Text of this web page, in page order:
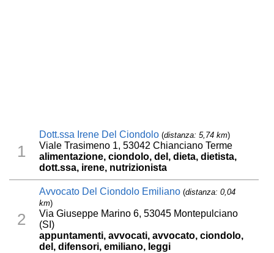
1
Dott.ssa Irene Del Ciondolo (distanza: 5,74 km)
Viale Trasimeno 1, 53042 Chianciano Terme
alimentazione, ciondolo, del, dieta, dietista,
dott.ssa, irene, nutrizionista
2
Avvocato Del Ciondolo Emiliano (distanza: 0,04
km)
Via Giuseppe Marino 6, 53045 Montepulciano
(SI)
appuntamenti, avvocati, avvocato, ciondolo,
del, difensori, emiliano, leggi